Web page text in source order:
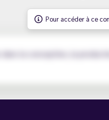
Pour accéder à ce
la conception, la